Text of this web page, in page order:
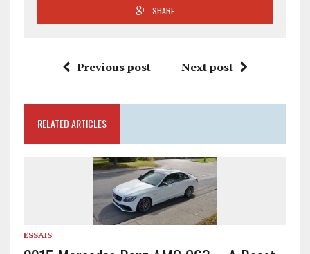
SHARE
Previous post Next post
RELATED ARTICLES
ESSAIS